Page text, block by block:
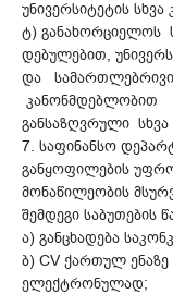
უნივერსიტეტის სხვა
ტ) განახორციელოს
დებულებით,
და
კანონმდებლობით
განსაზღვრული
7. საფინანსო
განყოფილების
მონაწილეობის
შემდეგი საბუთების
ა) განცხადება
ბ) CV ქართულ ენაზე
ელექტრონულად;